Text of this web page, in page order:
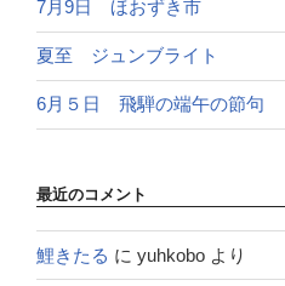
7月9日 ほおずき市
夏至 ジュンブライト
6月５日 飛騨の端午の節句
最近のコメント
鯉きたる に yuhkobo より